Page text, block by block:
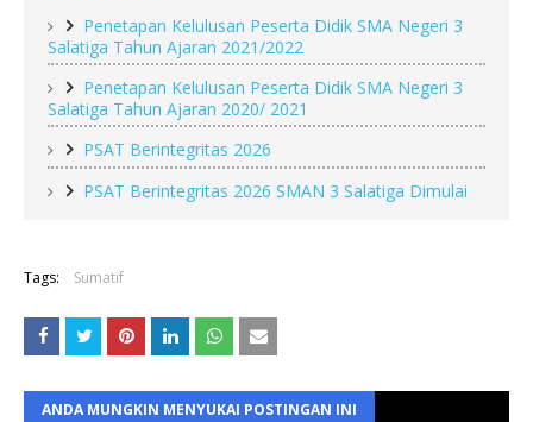
Penetapan Kelulusan Peserta Didik SMA Negeri 3
Salatiga Tahun Ajaran 2021/2022
Penetapan Kelulusan Peserta Didik SMA Negeri 3
Salatiga Tahun Ajaran 2020/ 2021
PSAT Berintegritas 2026
PSAT Berintegritas 2026 SMAN 3 Salatiga Dimulai
Tags: Sumatif
ANDA MUNGKIN MENYUKAI POSTINGAN INI